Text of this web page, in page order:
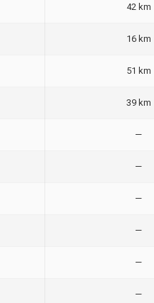
42 km
16 km
51 km
39 km
—
—
—
—
—
—